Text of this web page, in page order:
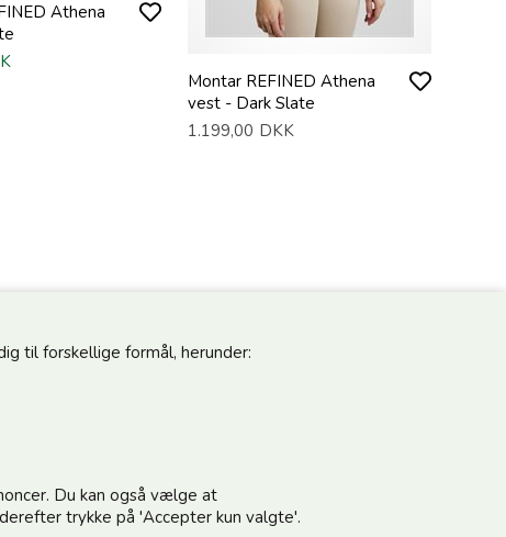
til forskellige formål, herunder:
Du kan også vælge at
trykke på 'Accepter kun valgte'.
Athena
Montar REFINED Athena
vest - Dark Slate
1.199,00 DKK
nyhedsbrev og modtag gode tilbud